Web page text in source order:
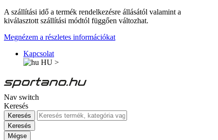
A szállítási idő a termék rendelkezésre állásától valamint a
kiválasztott szállítási módtól függően változhat.
Megnézem a részletes információkat
Kapcsolat
HU >
Nav switch
Keresés
Keresés
Keresés
Mégse